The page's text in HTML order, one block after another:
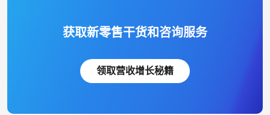
获取新零售干货和咨询服务
领取营收增长秘籍